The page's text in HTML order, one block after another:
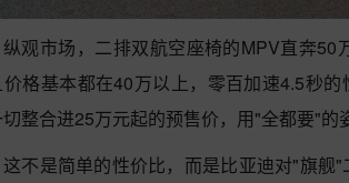
纵观市场，二排双航空座椅的MPV直奔
价格基本都在40万以上，零百加速4.5秒
整合进25万元起的预售价，用"全都要"的
这不是简单的性价比，而是比亚迪对"旗舰